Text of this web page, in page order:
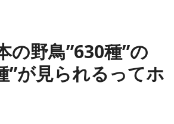
の野鳥”630種”の
”が見られるってホ